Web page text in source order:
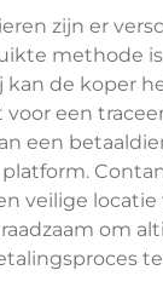
zijn er
methode
de koper
een
een
veilige
om